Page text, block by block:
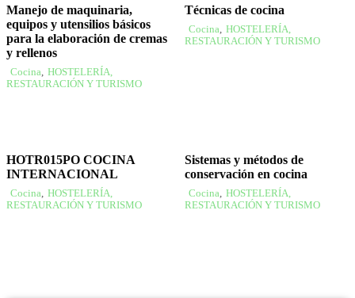
Manejo de maquinaria,
equipos y utensilios básicos
para la elaboración de cremas
y rellenos
Cocina, HOSTELERÍA,
RESTAURACIÓN Y TURISMO
Técnicas de cocina
Cocina, HOSTELERÍA,
RESTAURACIÓN Y TURISMO
HOTR015PO COCINA
INTERNACIONAL
Cocina, HOSTELERÍA,
RESTAURACIÓN Y TURISMO
Sistemas y métodos de
conservación en cocina
Cocina, HOSTELERÍA,
RESTAURACIÓN Y TURISMO